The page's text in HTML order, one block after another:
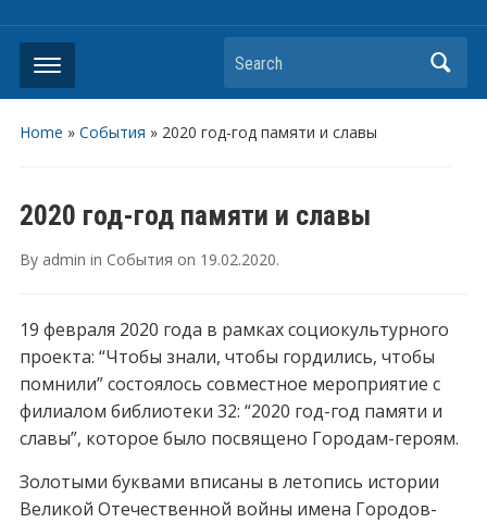
Search
Home » События » 2020 год-год памяти и славы
2020 год-год памяти и славы
By admin in События on 19.02.2020.
19 февраля 2020 года в рамках социокультурного
проекта: “Чтобы знали, чтобы гордились, чтобы
помнили” состоялось совместное мероприятие с
филиалом библиотеки 32: “2020 год-год памяти и
славы”, которое было посвящено Городам-героям.
Золотыми буквами вписаны в летопись истории
Великой Отечественной войны имена Городов-